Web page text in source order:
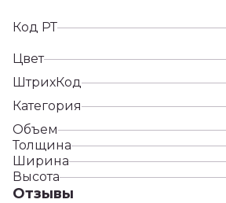
Код РТ
Цвет
ШтрихКод
Категория
Объем
Толщина
Ширина
Высота
Отзывы